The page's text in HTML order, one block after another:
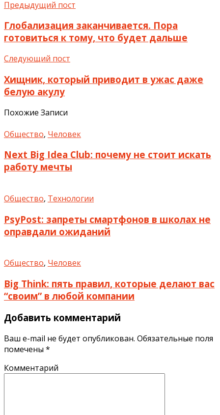
Предыдущий пост
Глобализация заканчивается. Пора
готовиться к тому, что будет дальше
Следующий пост
Хищник, который приводит в ужас даже
белую акулу
Похожие Записи
Общество, Человек
Next Big Idea Club: почему не стоит искать
работу мечты
Общество, Технологии
PsyPost: запреты смартфонов в школах не
оправдали ожиданий
Общество, Человек
Big Think: пять правил, которые делают вас
“своим” в любой компании
Добавить комментарий
Ваш e-mail не будет опубликован. Обязательные поля
помечены *
Комментарий